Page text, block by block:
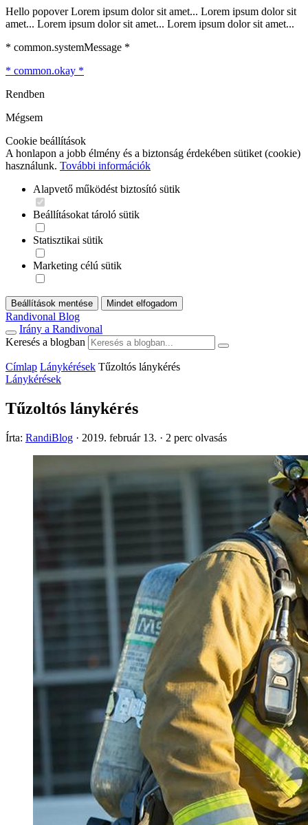
Hello popover Lorem ipsum dolor sit amet... Lorem ipsum dolor sit
amet... Lorem ipsum dolor sit amet... Lorem ipsum dolor sit amet...
* common.systemMessage *
* common.okay *
Rendben
Mégsem
Cookie beállítások
A honlapon a jobb élmény és a biztonság érdekében sütiket (cookie)
használunk. További információk
Alapvető működést biztosító sütik
Beállításokat tároló sütik
Statisztikai sütik
Marketing célú sütik
Beállítások mentése Mindet elfogadom
Randivonal Blog
Irány a Randivonal
Keresés a blogban
Címlap Lánykérések Tűzoltós lánykérés
Lánykérések
Tűzoltós lánykérés
Írta: RandiBlog · 2019. február 13. · 2 perc olvasás